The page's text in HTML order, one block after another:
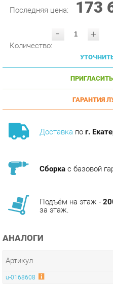
-
ПРИГЛАСИТЬ
ГАРАНТИЯ
Доставкапог.
АНАЛОГИ
Артикул
u-0168608
КОЛЛЕКЦИИ
КАБИНЕТ ЛИДЕР